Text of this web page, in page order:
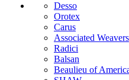
Desso
Orotex
Carus
Associated Weavers
Radici
Balsan
Beaulieu of